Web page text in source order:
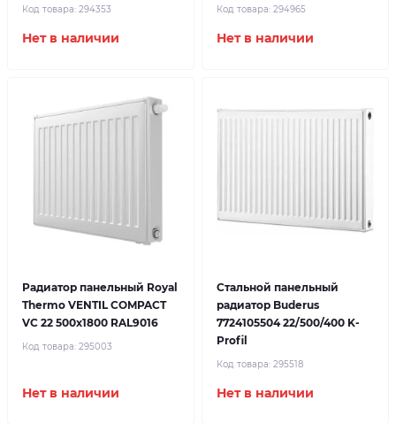
Код товара: 294353
Нет в наличии
Код товара: 294965
Нет в наличии
Радиатор панельный Royal
Thermo VENTIL COMPACT
VC 22 500x1800 RAL9016
Код товара: 295003
Нет в наличии
Стальной панельный
радиатор Buderus
7724105504 22/500/400 K-
Profil
Код товара: 295518
Нет в наличии